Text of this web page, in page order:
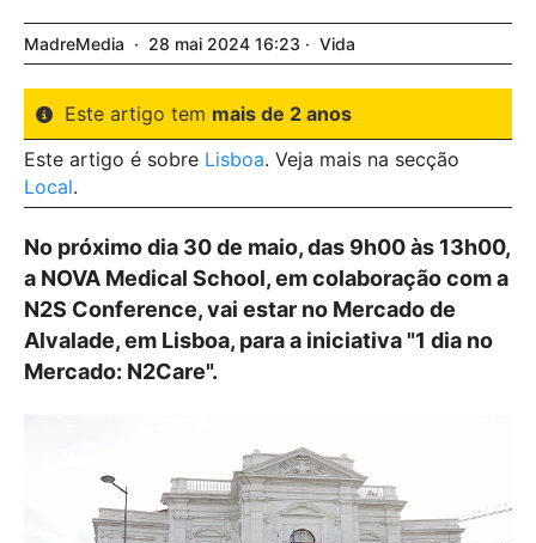
MadreMedia 28 mai 2024 16:23 Vida
Este artigo tem mais de 2 anos
Este artigo é sobre Lisboa. Veja mais na secção
Local.
No próximo dia 30 de maio, das 9h00 às 13h00,
a NOVA Medical School, em colaboração com a
N2S Conference, vai estar no Mercado de
Alvalade, em Lisboa, para a iniciativa "1 dia no
Mercado: N2Care".